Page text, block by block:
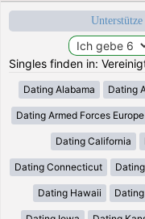
Singles finden in:
Dating Alabama Dating
Dating Armed Forces Europe
Dating California
Dating Connecticut
Dating Hawaii